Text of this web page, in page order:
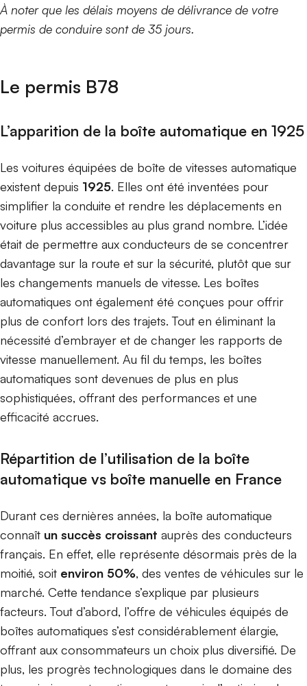
À noter que les délais moyens de délivrance de votre
permis de conduire sont de 35 jours.
Le permis B78
L’apparition de la boîte automatique en 1925
Les voitures équipées de boîte de vitesses automatique
existent depuis 1925. Elles ont été inventées pour
simplifier la conduite et rendre les déplacements en
voiture plus accessibles au plus grand nombre. L’idée
était de permettre aux conducteurs de se concentrer
davantage sur la route et sur la sécurité, plutôt que sur
les changements manuels de vitesse. Les boîtes
automatiques ont également été conçues pour offrir
plus de confort lors des trajets. Tout en éliminant la
nécessité d’embrayer et de changer les rapports de
vitesse manuellement. Au fil du temps, les boîtes
automatiques sont devenues de plus en plus
sophistiquées, offrant des performances et une
efficacité accrues.
Répartition de l’utilisation de la boîte
automatique vs boîte manuelle en France
Durant ces dernières années, la boîte automatique
connaît un succès croissant auprès des conducteurs
français. En effet, elle représente désormais près de la
moitié, soit environ 50%, des ventes de véhicules sur le
marché. Cette tendance s’explique par plusieurs
facteurs. Tout d’abord, l’offre de véhicules équipés de
boîtes automatiques s’est considérablement élargie,
offrant aux consommateurs un choix plus diversifié. De
plus, les progrès technologiques dans le domaine des